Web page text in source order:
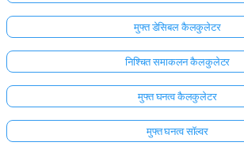
मुफ्त डेसिबल कैलकुलेटर
निश्चित समाकलन कैलकुलेटर
मुफ्त घनत्व कैलकुलेटर
मुफ्त घनत्व सॉल्वर